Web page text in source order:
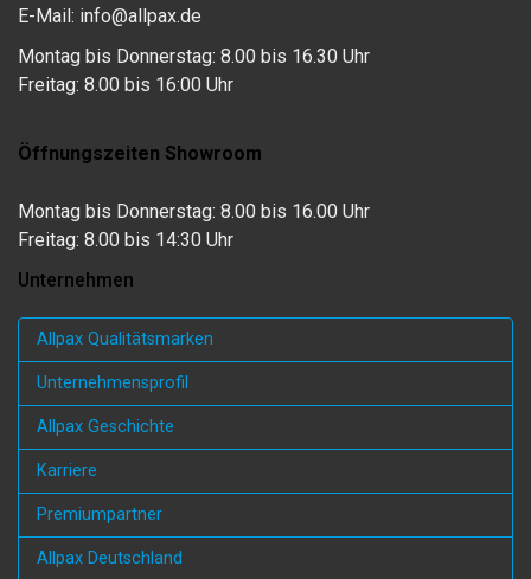
E-Mail: info@allpax.de
Montag bis Donnerstag: 8.00 bis 16.30 Uhr
Freitag: 8.00 bis 16:00 Uhr
Öffnungszeiten Showroom
Montag bis Donnerstag: 8.00 bis 16.00 Uhr
Freitag: 8.00 bis 14:30 Uhr
Unternehmen
Allpax Qualitätsmarken
Unternehmensprofil
Allpax Geschichte
Karriere
Premiumpartner
Allpax Deutschland